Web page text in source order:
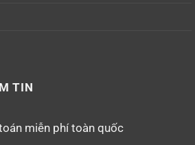
TIN
miễn phí toàn quốc